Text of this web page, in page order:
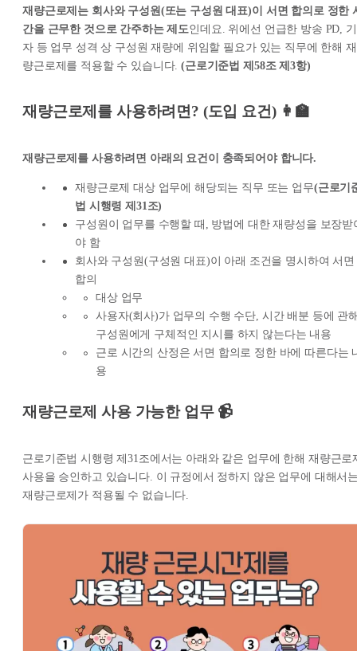
재량근로제는 회사와 구성원(또는 구성원 대표)이 서면 합의로 정한
간을 근무한 것으로 간주하는 제도인데요. 위에선 언급한 방송 PD, 기
자 등 업무 성격 상 구성원 재량에 위임할 필요가 있는 직무에 한해 재
량근로제를 적용할 수 있습니다.(근로기준법 제58조 제3항)
재량근로제를 사용하려면? (도입 요건) 👩‍🏫
재량근로제를 사용하려면 아래의 요건이 충족되어야 합니다.
재량근로제 대상 업무에 해당되는 직무 또는 업무(근로기
법 시행령 제31조)
구성원이 업무를 수행할 때, 방법에 대한 재량성을 보장받
야 함
회사와 구성원(구성원 대표)이 아래 조건을 명시하여 서면
합의
대상 업무
사용자(회사)가 업무의 수행 수단, 시간 배분 등에 관
구성원에게 구체적인 지시를 하지 않는다는 내용
근로 시간의 산정은 서면 합의로 정한 바에 따른다는
용
재량근로제 사용 가능한 업무 📹
근로기준법 시행령 제31조에서는 아래와 같은 업무에 한해 재량근로
사용을 승인하고 있습니다. 이 규정에서 정하지 않은 업무에 대해서
재량근로제가 적용될 수 없습니다.